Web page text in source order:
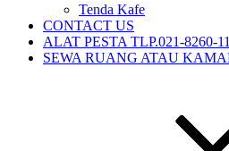
Tenda Kafe
CONTACT US
ALAT PESTA TLP.021-8260-
SEWA RUANG ATAU